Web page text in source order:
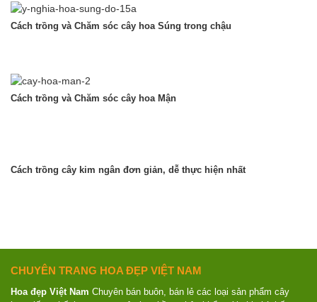
Cách trồng và Chăm sóc cây hoa Súng trong chậu
Cách trồng và Chăm sóc cây hoa Mận
Cách trồng cây kim ngân đơn giản, dễ thực hiện nhất
CHUYÊN TRANG HOA ĐẸP VIỆT NAM
Hoa đẹp Việt Nam Chuyên bán buôn, bán lẻ các loại sản phẩm cây